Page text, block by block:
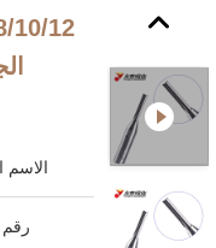
الاسم
رقم